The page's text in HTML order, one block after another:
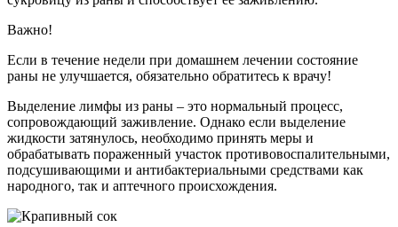
Важно!
Если в течение недели при домашнем лечении состояние
раны не улучшается, обязательно обратитесь к врачу!
Выделение лимфы из раны – это нормальный процесс,
сопровождающий заживление. Однако если выделение
жидкости затянулось, необходимо принять меры и
обрабатывать пораженный участок противовоспалительными,
подсушивающими и антибактериальными средствами как
народного, так и аптечного происхождения.